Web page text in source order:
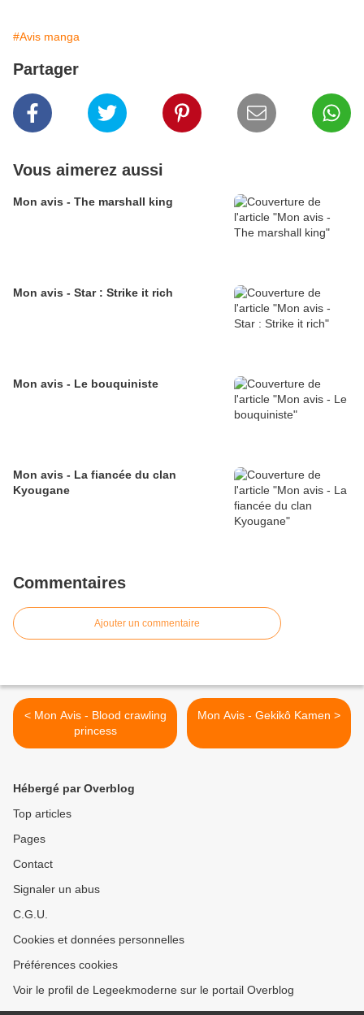
#Avis manga
Partager
Vous aimerez aussi
Mon avis - The marshall king
Mon avis - Star : Strike it rich
Mon avis - Le bouquiniste
Mon avis - La fiancée du clan
Kyougane
Commentaires
Ajouter un commentaire
< Mon Avis - Blood crawling
princess
Mon Avis - Gekikô Kamen >
Hébergé par Overblog
Top articles
Pages
Contact
Signaler un abus
C.G.U.
Cookies et données personnelles
Préférences cookies
Voir le profil de Legeekmoderne sur le portail Overblog